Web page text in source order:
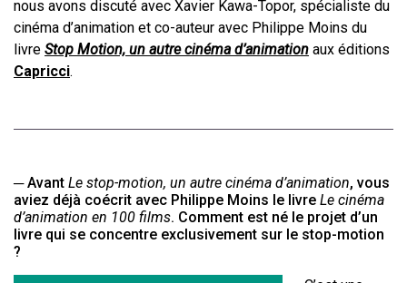
nous avons discuté avec Xavier Kawa-Topor, spécialiste du
cinéma d’animation et co-auteur avec Philippe Moins du
livre Stop Motion, un autre cinéma d’animation aux éditions
Capricci.
─Avant Le stop-motion, un autre cinéma d’animation, vous
aviez déjà coécrit avec Philippe Moins le livre Le cinéma
d’animation en 100 films. Comment est né le projet d’un
livre qui se concentre exclusivement sur le stop-motion
?